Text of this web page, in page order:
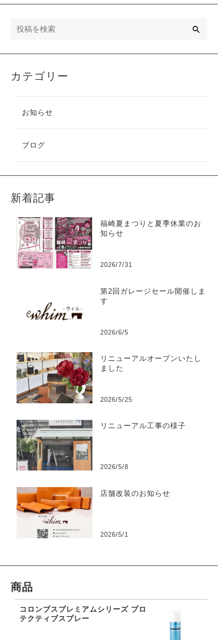
カテゴリー
お知らせ
ブログ
新着記事
福崎夏まつりと夏季休業のお
知らせ
2026/7/31
第2回ガレージセール開催しま
す
2026/6/5
リニューアルオープンいたし
ました
2026/5/25
リニューアル工事の様子
2026/5/8
店舗改装のお知らせ
2026/5/1
商品
コロンブスプレミアムシリーズ プロ
テクティブスプレー